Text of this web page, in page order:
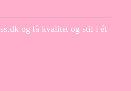
og få kvalitet og stil i ét